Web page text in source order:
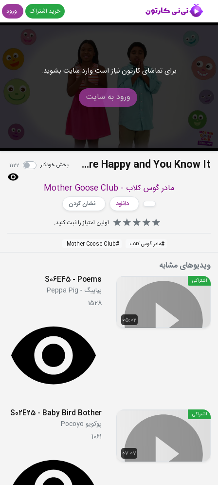
خرید اشتراک ورود
برای تماشای کارتون نیاز است وارد سایت بشوید.
ورود به سایت
If You're Happy and You Know It پخش خودکار 1122
مادر گوس کلاب - Mother Goose Club
دانلود
نشان کردن
اولین امتیاز را ثبت کنید.
#مادر گوس کلاب #
Mother Goose Club
ویدیوهای مشابه
05:02
اشتراکی S06E45 - Poems
پپاپیگ - Peppa Pig
1528
07:07
اشتراکی S02E25 - Baby Bird Bother
پوکویو Pocoyo
1061